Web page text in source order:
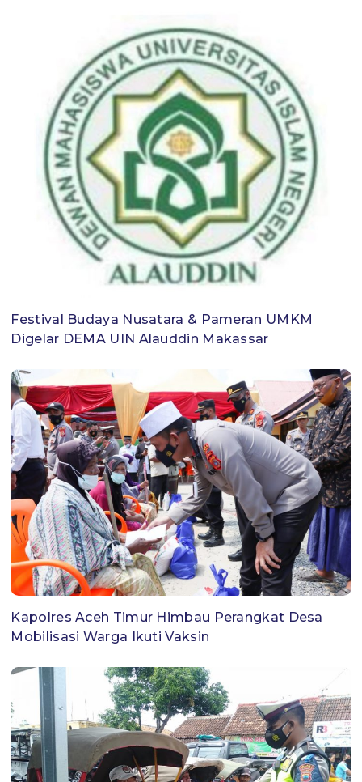
Festival Budaya Nusatara & Pameran UMKM
Digelar DEMA UIN Alauddin Makassar
Kapolres Aceh Timur Himbau Perangkat Desa
Mobilisasi Warga Ikuti Vaksin